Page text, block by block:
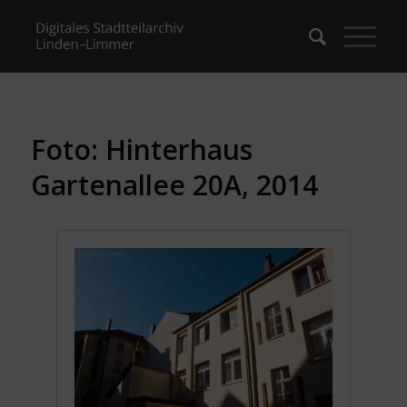
Foto: Hinterhaus
Gartenallee 20A, 2014